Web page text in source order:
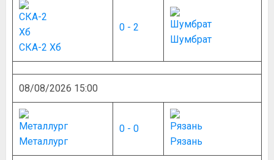
СКА-2 Хб
0 - 2
Шумбрат
08/08/2026 15:00
Металлург
0 - 0
Рязань